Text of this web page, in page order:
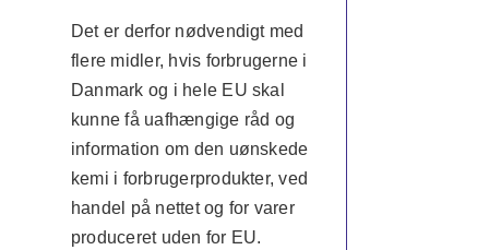
Det er derfor nødvendigt med
flere midler, hvis forbrugerne i
Danmark og i hele EU skal
kunne få uafhængige råd og
information om den uønskede
kemi i forbrugerprodukter, ved
handel på nettet og for varer
produceret uden for EU.